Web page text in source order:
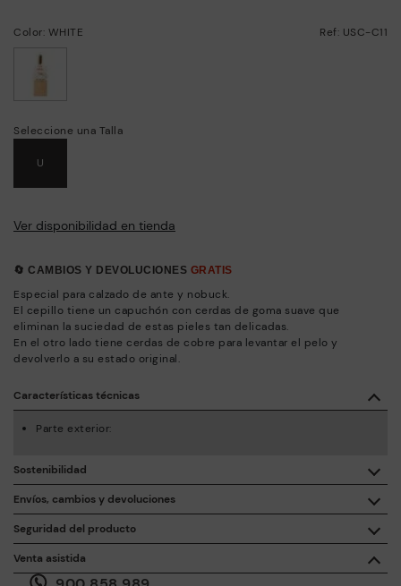
Color: WHITE Ref: USC-C11
Seleccione una Talla
U
Ver disponibilidad en tienda
🔄 CAMBIOS Y DEVOLUCIONES GRATIS
Especial para calzado de ante y nobuck.
El cepillo tiene un capuchón con cerdas de goma suave que
eliminan la suciedad de estas pieles tan delicadas.
En el otro lado tiene cerdas de cobre para levantar el pelo y
devolverlo a su estado original.
Venta asistida
Seguridad del producto
La seguridad de nuestros productos nos importa. También la
Características técnicas
Parte exterior:
Envíos, cambios y devoluciones
Entrega gratuita a partir de 50€ de compra.
Recíbelo en
Sostenibilidad
Con la compra de este producto, estás apoyando la
fabricación responsable de la piel a través de Leather
Working Group.
ISO 14006 Ecodiseño: Nuestra colección está diseñada
identificando los impactos ambientales en todo el ciclo de